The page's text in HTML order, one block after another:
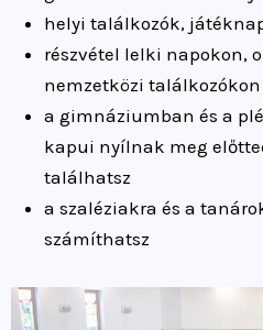
helyi találkozók,
részvétel lelki napokon,
nemzetközi találkozókon
a gimnáziumban és a
kapui nyílnak meg
találhatsz
a szaléziakra és a
számíthatsz